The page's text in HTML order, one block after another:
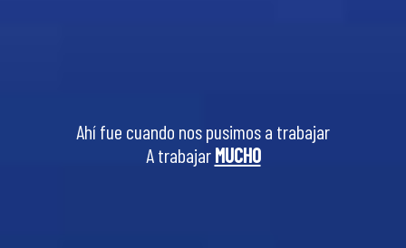
Ahí fue cuando nos pusimos a trabajar
A trabajarMUCHO